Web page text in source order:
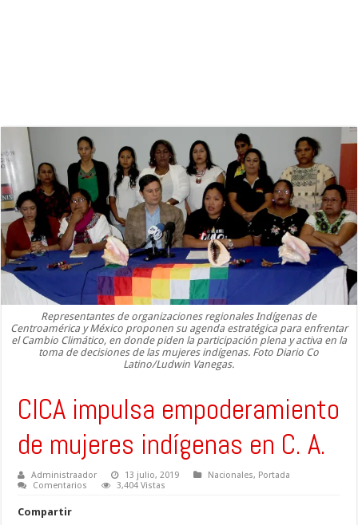
Representantes de organizaciones regionales Indígenas de
Centroamérica y México proponen su agenda estratégica para enfrentar
el Cambio Climático, en donde piden la participación plena y activa en la
toma de decisiones de las mujeres indígenas. Foto Diario Co
Latino/Ludwin Vanegas.
CICA impulsa empoderamiento
de mujeres indígenas en C. A.
Administraador 13 julio, 2019 Nacionales, Portada
Comentarios
3,404 Vistas
Compartir